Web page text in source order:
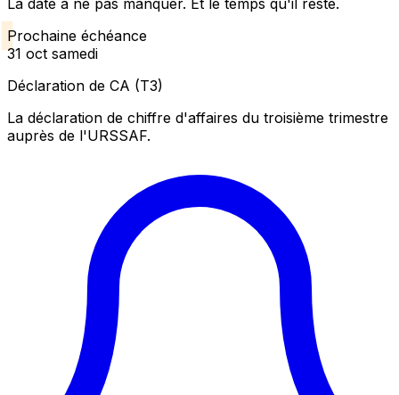
La date à ne pas manquer. Et le temps qu'il reste.
Prochaine échéance
31 oct samedi
Déclaration de CA (T3)
La déclaration de chiffre d'affaires du troisième trimestre
auprès de l'URSSAF.